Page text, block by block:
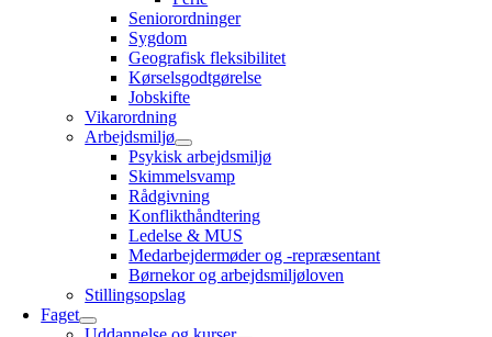
Seniorordninger
Sygdom
Geografisk fleksibilitet
Kørselsgodtgørelse
Jobskifte
Vikarordning
Arbejdsmiljø
Psykisk arbejdsmiljø
Skimmelsvamp
Rådgivning
Konflikthåndtering
Ledelse & MUS
Medarbejdermøder og -repræsentant
Børnekor og arbejdsmiljøloven
Stillingsopslag
Faget